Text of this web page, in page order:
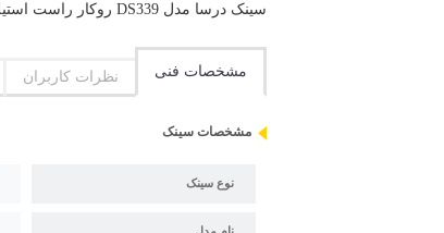
سینک درسا مدل DS339 روکار راست استیل - فانتزی روکار 2 لگن 1 سینی طول 120 سانتیمتر عرض 60 سانتیمتر
مشخصات فنی نظرات کاربران
مشخصات سینک
نوع سینک